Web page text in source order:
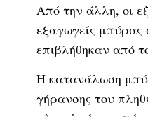
Από την άλλη, οι
εξαγωγείς
επιβλήθηκαν από
Η κατανάλωση
γήρανσης του